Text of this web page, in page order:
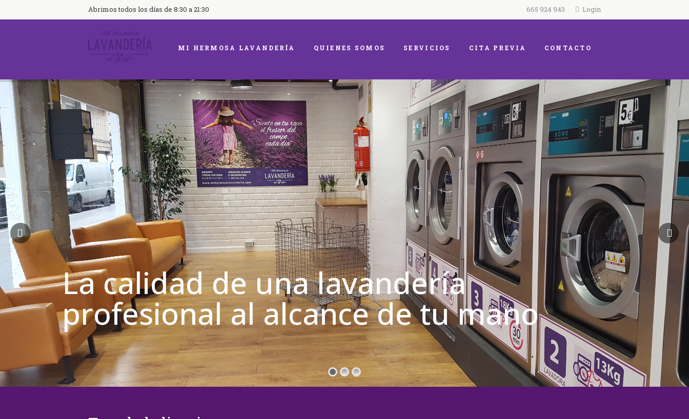
Abrimos todos los días de 8:30 a 21:30 665 924 943 Login
MI HERMOSA LAVANDERÍA QUIENES SOMOS SERVICIOS CITA PREVIA CONTACTO
La calidad de una lavandería
profesional al alcance de tu mano